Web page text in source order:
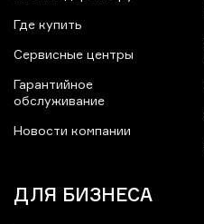
Где купить
Сервисные центры
Гарантийное
обслуживание
Новости компании
ДЛЯ БИЗНЕСА